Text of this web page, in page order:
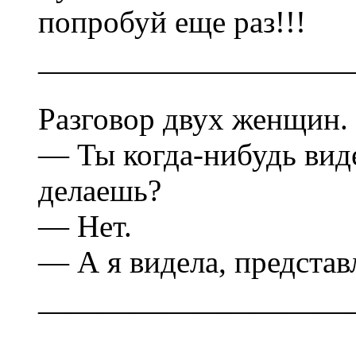
попробуй еще раз!!!
Разговор двух женщин.
— Ты когда-нибудь
делаешь?
— Нет.
— А я видела,